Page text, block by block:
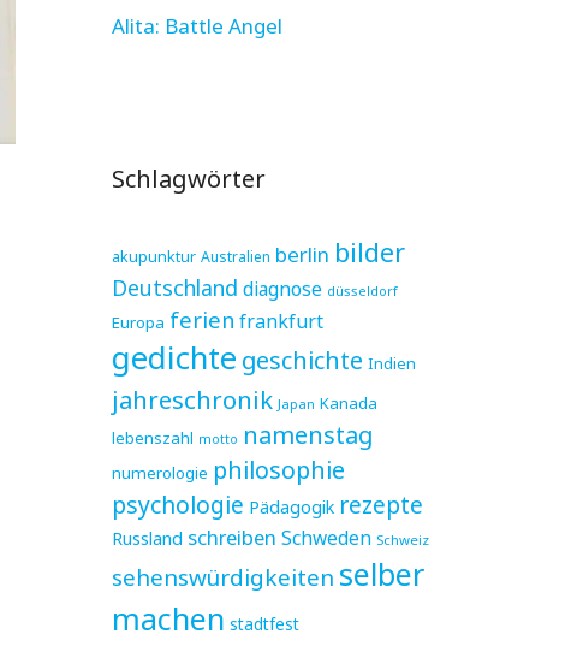
Alita: Battle Angel
Schlagwörter
akupunktur Australien berlin bilder
Deutschland diagnose düsseldorf
Europa ferien frankfurt
gedichte geschichte Indien
jahreschronik Japan Kanada
lebenszahl motto namenstag
numerologie philosophie
psychologie Pädagogik rezepte
Russland schreiben Schweden Schweiz
sehenswürdigkeiten selber
machen stadtfest